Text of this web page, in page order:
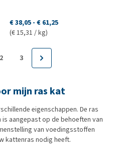
€ 38,05 - € 61,25
(€ 15,31 / kg)
2 3
mijn ras kat
eigenschappen. De ras
aangepast op de behoeften van
van voedingsstoffen
kattenras nodig heeft.